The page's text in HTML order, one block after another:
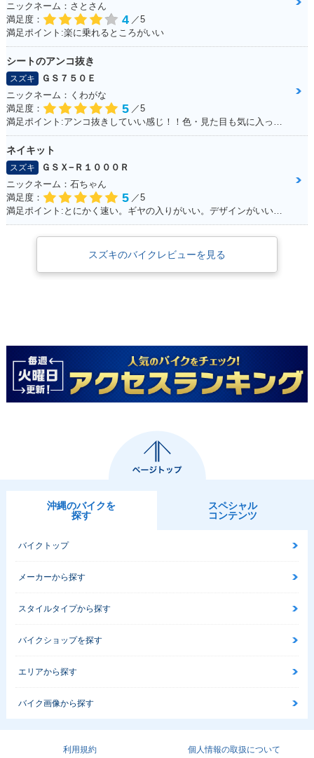
ニックネーム：さとさん
満足度：
4 ／5
満足ポイント:楽に乗れるところがいい
シートのアンコ抜き
スズキ
ＧＳ７５０Ｅ
ニックネーム：くわがな
満足度：
5 ／5
満足ポイント:アンコ抜きしていい感じ！！色・見た目も気に入っています！！！
ネイキット
スズキ
ＧＳＸ−Ｒ１０００Ｒ
ニックネーム：石ちゃん
満足度：
5 ／5
満足ポイント:とにかく速い。ギヤの入りがいい。デザインがいい！！
スズキのバイクレビューを見る
沖縄のバイクを
探す
スペシャル
コンテンツ
バイクトップ
メーカーから探す
スタイルタイプから探す
バイクショップを探す
エリアから探す
バイク画像から探す
利用規約 個人情報の取扱について